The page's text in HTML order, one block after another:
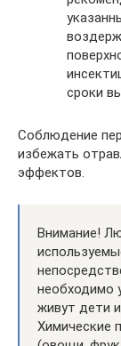
сроки
Соблюдение
избежать
эффектов.
Внимание!
необходимо
живут дети
Химические